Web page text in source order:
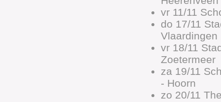
vr 11/11
do 17/11
Vlaardingen
vr 18/11
Zoetermeer
za 19/11
- Hoorn
zo 20/11